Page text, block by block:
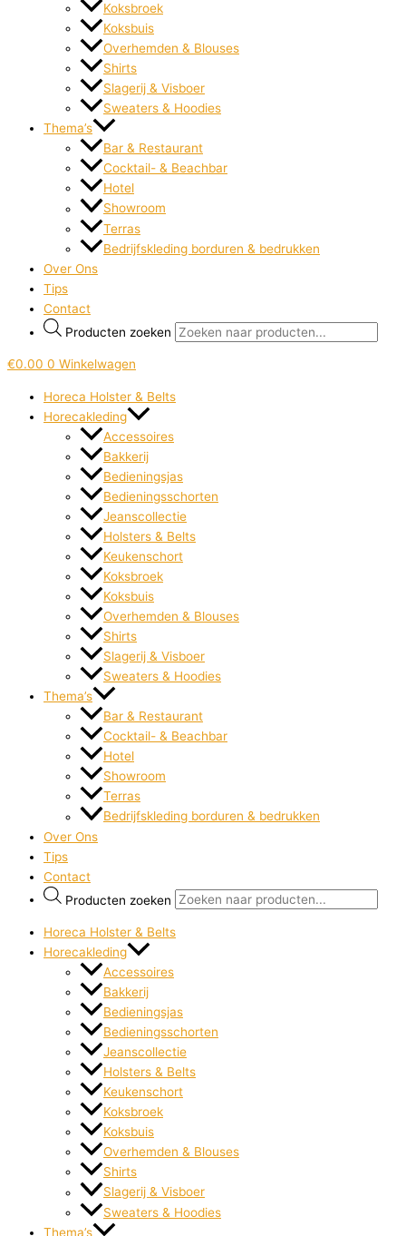
Koksbroek
Koksbuis
Overhemden & Blouses
Shirts
Slagerij & Visboer
Sweaters & Hoodies
Thema’s
Bar & Restaurant
Cocktail- & Beachbar
Hotel
Showroom
Terras
Bedrijfskleding borduren & bedrukken
Over Ons
Tips
Contact
Producten zoeken
€0.00 0 Winkelwagen
Horeca Holster & Belts
Horecakleding
Accessoires
Bakkerij
Bedieningsjas
Bedieningsschorten
Jeanscollectie
Holsters & Belts
Keukenschort
Koksbroek
Koksbuis
Overhemden & Blouses
Shirts
Slagerij & Visboer
Sweaters & Hoodies
Thema’s
Bar & Restaurant
Cocktail- & Beachbar
Hotel
Showroom
Terras
Bedrijfskleding borduren & bedrukken
Over Ons
Tips
Contact
Producten zoeken
Horeca Holster & Belts
Horecakleding
Accessoires
Bakkerij
Bedieningsjas
Bedieningsschorten
Jeanscollectie
Holsters & Belts
Keukenschort
Koksbroek
Koksbuis
Overhemden & Blouses
Shirts
Slagerij & Visboer
Sweaters & Hoodies
Thema’s